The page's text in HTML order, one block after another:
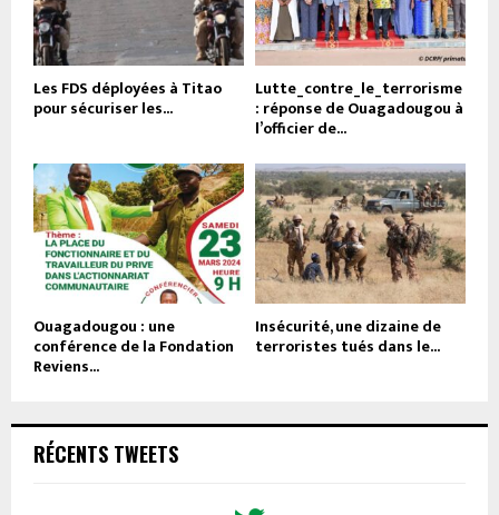
Les FDS déployées à Titao
pour sécuriser les...
Lutte_contre_le_terrorisme
: réponse de Ouagadougou à
l’officier de...
Ouagadougou : une
conférence de la Fondation
Reviens...
Insécurité, une dizaine de
terroristes tués dans le...
RÉCENTS TWEETS